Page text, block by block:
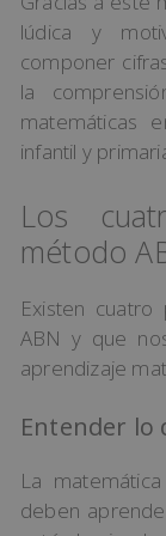
lúdica y
componer
la
matemáticas
infantil y
Los
método
Existen
ABN y que
aprendizaje
Entender lo
La
deben